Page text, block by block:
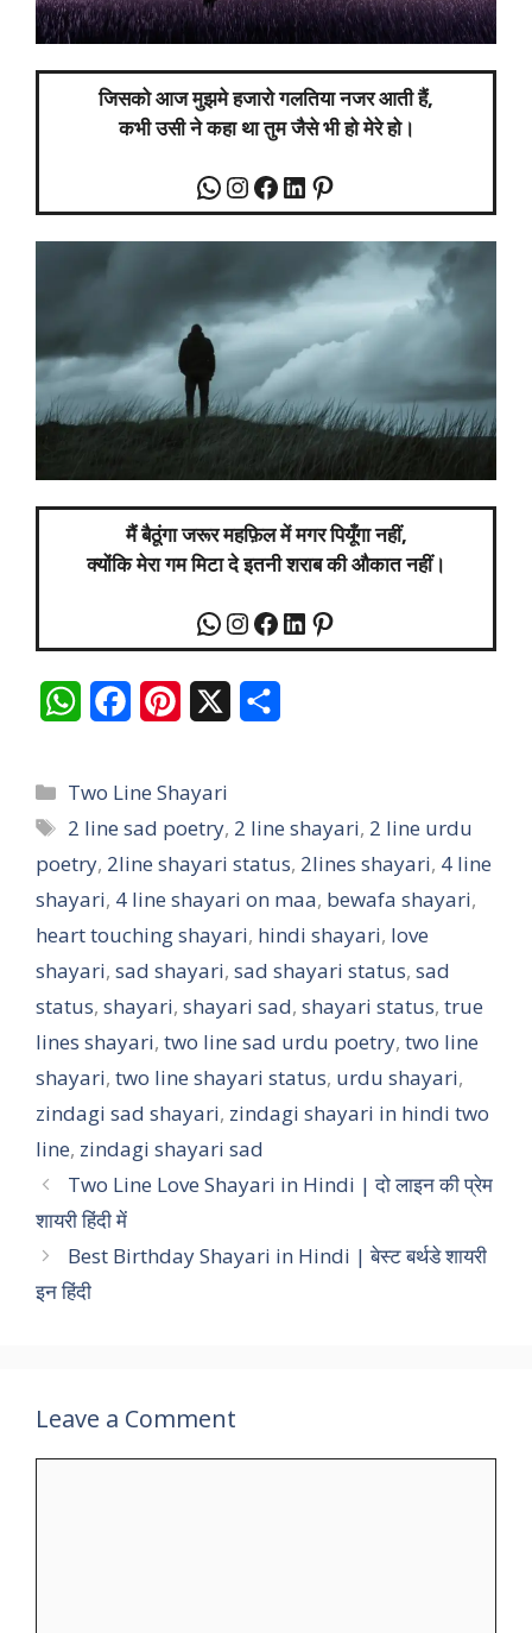
जिसको आज मुझमे हजारो गलतिया नजर आती हैं,
कभी उसी ने कहा था तुम जैसे भी हो मेरे हो।
मैं बैठूंगा जरूर महफ़िल में मगर पियूँगा नहीं,
क्योंकि मेरा गम मिटा दे इतनी शराब की औकात नहीं।
W
t
s
A
p
p
e
b
o
o
k
t
e
r
e
s
r
e
Two Line Shayari
2 line sad poetry, 2 line shayari, 2 line urdu
poetry, 2line shayari status, 2lines shayari, 4 line
shayari, 4 line shayari on maa, bewafa shayari,
heart touching shayari, hindi shayari, love
shayari, sad shayari, sad shayari status, sad
status, shayari, shayari sad, shayari status, true
lines shayari, two line sad urdu poetry, two line
shayari, two line shayari status, urdu shayari,
zindagi sad shayari, zindagi shayari in hindi two
line, zindagi shayari sad
Two Line Love Shayari in Hindi | दो लाइन की प्रेम
शायरी हिंदी में
Best Birthday Shayari in Hindi | बेस्ट बर्थडे शायरी
इन हिंदी
Leave a Comment